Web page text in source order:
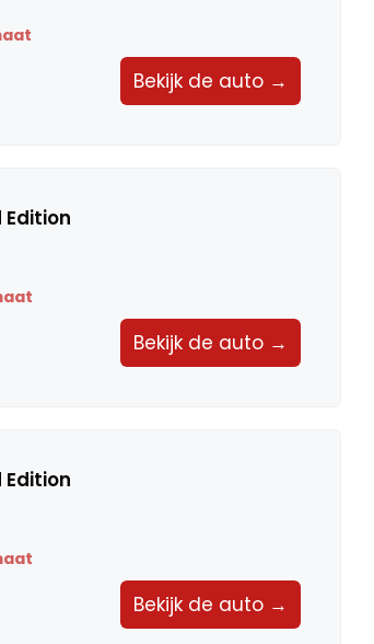
Bekijk de auto →
Bekijk de auto →
Bekijk de auto →